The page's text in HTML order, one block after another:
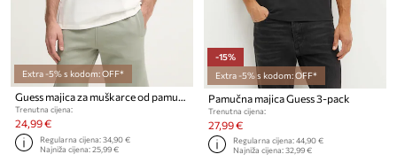
Extra -5% s kodom: OFF*
Guess majica za muškarce od pamuka AZHA
Trenutna cijena:
24,99 €
Regularna cijena:34,90 €
Najniža cijena:25,99 €
-15%
Extra -5% s kodom: OFF*
Pamučna majica Guess 3-pack
Trenutna cijena:
27,99 €
Regularna cijena:44,90 €
Najniža cijena:32,99 €